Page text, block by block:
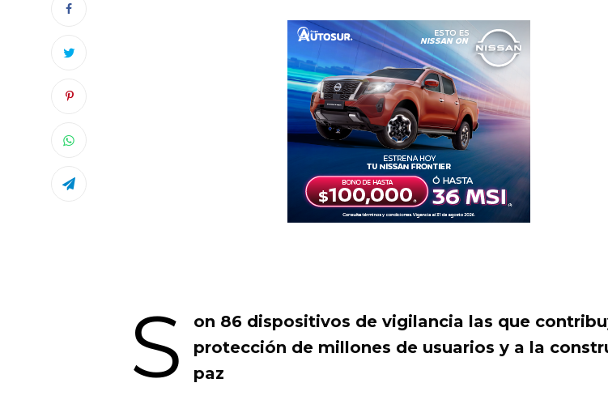
S
on 86 dispositivos de vigilancia las que
protección de millones de usuarios y a la
paz